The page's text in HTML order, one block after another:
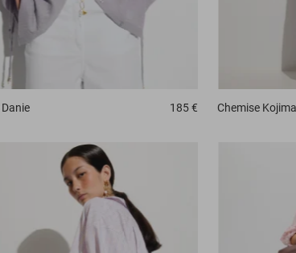
Danie 185 € Chemise Kojima